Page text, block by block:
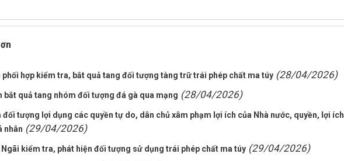
phối hợp kiểm tra, bắt quả tang đối tượng tàng trữ trái phép chất ma túy (28/04/2026)
bắt quả tang nhóm đối tượng đá gà qua mạng (28/04/2026)
tượng lợi dụng các quyền tự do, dân chủ xâm phạm lợi ích của Nhà nước, quyền, lợi ích
nhân (29/04/2026)
kiểm tra, phát hiện đối tượng sử dụng trái phép chất ma túy (29/04/2026)